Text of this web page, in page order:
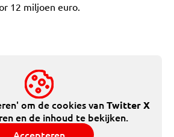
12 miljoen euro.
om de cookies vanTwitter X
en de inhoud te bekijken.